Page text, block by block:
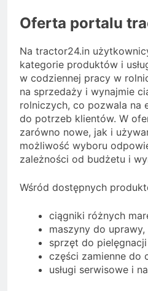
Oferta portalu
Na tractor24.in
kategorie produktów i
w codziennej pracy w
na sprzedaży i wynajmie
rolniczych, co pozwala na
do potrzeb klientów. W
zarówno nowe, jak i
możliwość wyboru
zależności od budżetu i
Wśród dostępnych
ciągniki różnych
maszyny do
sprzęt do
części zamienne do
usługi serwisowe i